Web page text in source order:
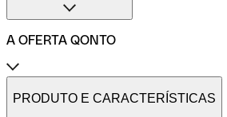
A OFERTA QONTO
Tarifas
Conta profissional online
PRODUTO E CARACTERÍSTICAS